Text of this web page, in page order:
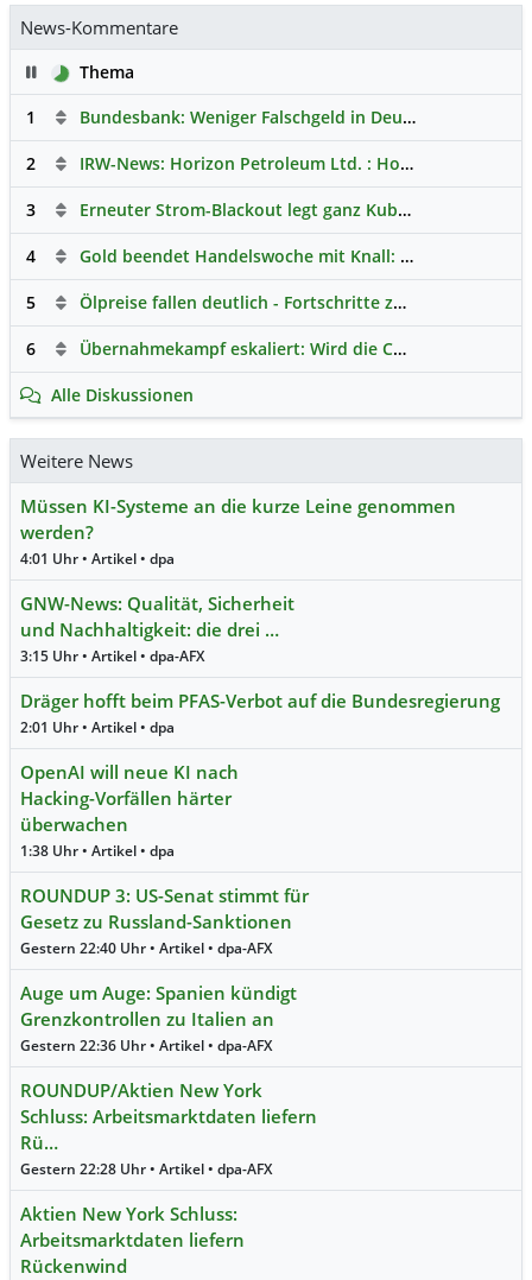
News-Kommentare
PauseThema
1
Bundesbank: Weniger Falschgeld in Deutschland
2 IRW-News: Horizon Petroleum Ltd. : Horizon Petroleum beginnt mit der Testförderung im Projekt Lachowice in Polen und schließt die Platzierung einer überzeichneten Wandelanleihe ab
3 Erneuter Strom-Blackout legt ganz Kuba lahm
4 Gold beendet Handelswoche mit Knall: Barrick Mining – Ist diese Aktie wieder ein Kauf?
5 Ölpreise fallen deutlich - Fortschritte zwischen USA und Iran belasten
6 Übernahmekampf eskaliert: Wird die Commerzbank italienisch?
Alle Diskussionen
Weitere News
Müssen KI-Systeme an die kurze Leine genommen
werden?
4:01 Uhr • Artikel • dpa
GNW-News: Qualität, Sicherheit
und Nachhaltigkeit: die drei …
3:15 Uhr • Artikel • dpa-AFX
Dräger hofft beim PFAS-Verbot auf die Bundesregierung
2:01 Uhr • Artikel • dpa
OpenAI will neue KI nach
Hacking-Vorfällen härter
überwachen
1:38 Uhr • Artikel • dpa
ROUNDUP 3: US-Senat stimmt für
Gesetz zu Russland-Sanktionen
Gestern 22:40 Uhr • Artikel • dpa-AFX
Auge um Auge: Spanien kündigt
Grenzkontrollen zu Italien an
Gestern 22:36 Uhr • Artikel • dpa-AFX
ROUNDUP/Aktien New York
Schluss: Arbeitsmarktdaten liefern
Rü…
Gestern 22:28 Uhr • Artikel • dpa-AFX
Aktien New York Schluss:
Arbeitsmarktdaten liefern
Rückenwind